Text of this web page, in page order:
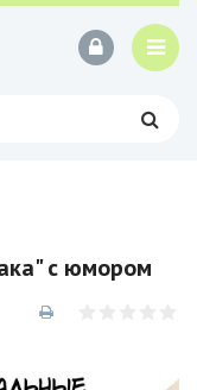
с юмором